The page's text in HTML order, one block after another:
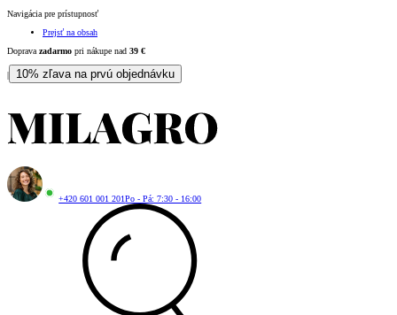
Navigácia pre prístupnosť
Prejsť na obsah
Doprava zadarmo pri nákupe nad 39 €
| 10% zľava na prvú objednávku
+420 601 001 201Po - Pá: 7:30 - 16:00